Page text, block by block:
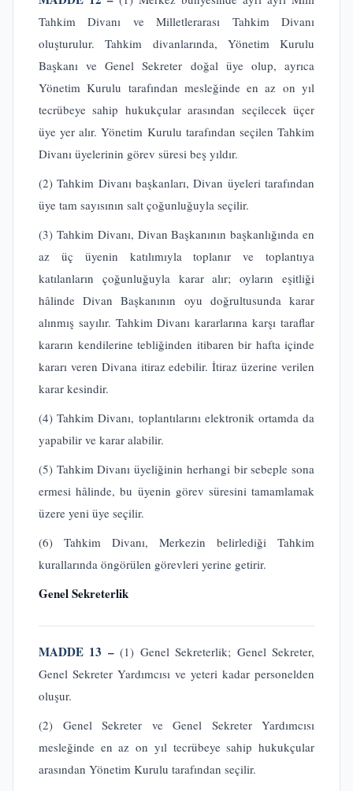
Tahkim Divanı ve Milletlerarası Tahkim Divanı
oluşturulur. Tahkim divanlarında, Yönetim Kurulu
Başkanı ve Genel Sekreter doğal üye olup, ayrıca
Yönetim Kurulu tarafından mesleğinde en az on yıl
tecrübeye sahip hukukçular arasından seçilecek üçer
üye yer alır. Yönetim Kurulu tarafından seçilen Tahkim
Divanı üyelerinin görev süresi beş yıldır.
(2) Tahkim Divanı başkanları, Divan üyeleri tarafından
üye tam sayısının salt çoğunluğuyla seçilir.
(3) Tahkim Divanı, Divan Başkanının başkanlığında en
az üç üyenin katılımıyla toplanır ve toplantıya
katılanların çoğunluğuyla karar alır; oyların eşitliği
hâlinde Divan Başkanının oyu doğrultusunda karar
alınmış sayılır. Tahkim Divanı kararlarına karşı taraflar
kararın kendilerine tebliğinden itibaren bir hafta içinde
kararı veren Divana itiraz edebilir. İtiraz üzerine verilen
karar kesindir.
(4) Tahkim Divanı, toplantılarını elektronik ortamda da
yapabilir ve karar alabilir.
(5) Tahkim Divanı üyeliğinin herhangi bir sebeple sona
ermesi hâlinde, bu üyenin görev süresini tamamlamak
üzere yeni üye seçilir.
(6) Tahkim Divanı, Merkezin belirlediği Tahkim
kurallarında öngörülen görevleri yerine getirir.
Genel Sekreterlik
MADDE 13 –(1) Genel Sekreterlik; Genel Sekreter,
Genel Sekreter Yardımcısı ve yeteri kadar personelden
oluşur.
(2) Genel Sekreter ve Genel Sekreter Yardımcısı
mesleğinde en az on yıl tecrübeye sahip hukukçular
arasından Yönetim Kurulu tarafından seçilir.